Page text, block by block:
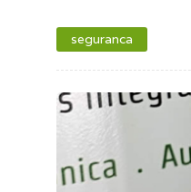
seguranca